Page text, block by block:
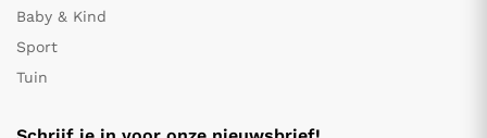
Baby & Kind
Sport
Tuin